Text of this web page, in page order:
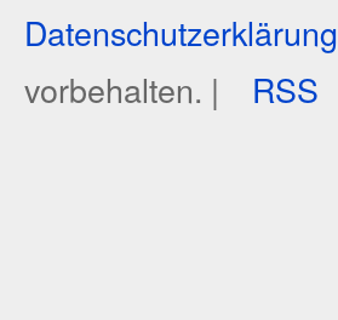
Datenschutzerklärung
vorbehalten. |
RSS